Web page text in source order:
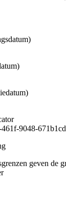
9048-
geven de